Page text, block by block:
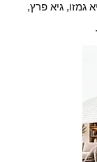
גמזו, גיא פרץ,